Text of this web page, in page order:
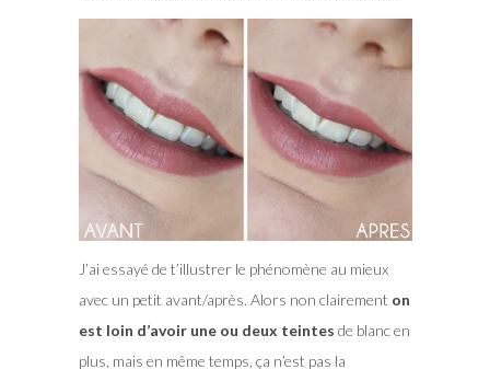
J’ai essayé de t’illustrer le phénomène au mieux
avec un petit avant/après. Alors non clairement on
est loin d’avoir une ou deux teintes de blanc en
plus, mais en même temps, ça n’est pas la